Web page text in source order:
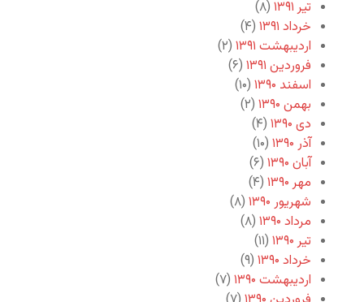
تیر ۱۳۹۱
(۸)
خرداد ۱۳۹۱
(۴)
اردیبهشت ۱۳۹۱
(۲)
فروردین ۱۳۹۱
(۶)
اسفند ۱۳۹۰
(۱۰)
بهمن ۱۳۹۰
(۲)
دی ۱۳۹۰
(۴)
آذر ۱۳۹۰
(۱۰)
آبان ۱۳۹۰
(۶)
مهر ۱۳۹۰
(۴)
شهریور ۱۳۹۰
(۸)
مرداد ۱۳۹۰
(۸)
تیر ۱۳۹۰
(۱۱)
خرداد ۱۳۹۰
(۹)
اردیبهشت ۱۳۹۰
(۷)